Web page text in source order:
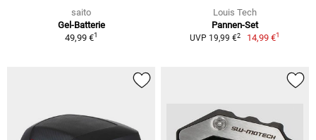
saito
Gel-Batterie
49,99 €1
Louis Tech
Pannen-Set
UVP 19,99 €2 14,99 €1